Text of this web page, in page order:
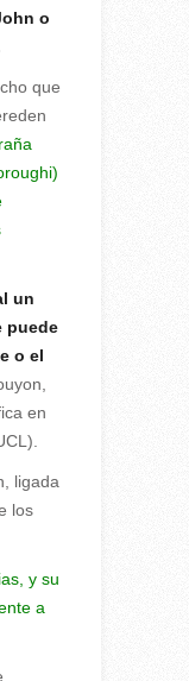
o
que
un
puede
o el
en
ligada
los
y su
a